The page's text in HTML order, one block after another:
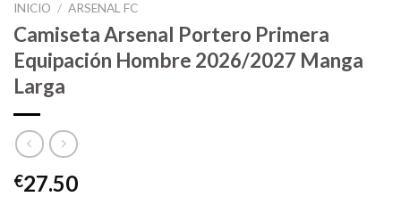
INICIO / ARSENAL FC
Camiseta Arsenal Portero Primera
Equipación Hombre 2026/2027 Manga
Larga
€27.50